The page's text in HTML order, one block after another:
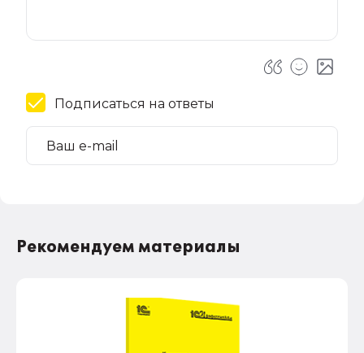
Подписаться на ответы
Рекомендуем материалы